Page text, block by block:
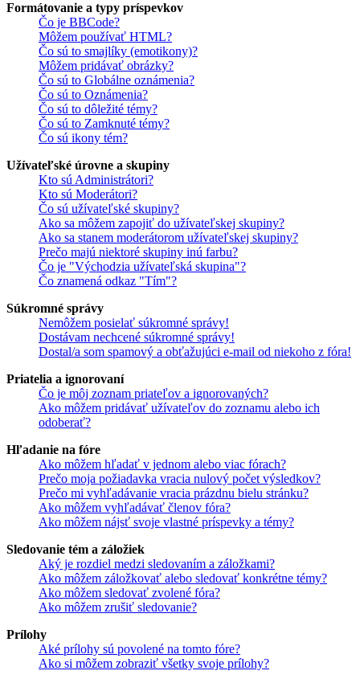
Formátovanie a typy príspevkov
Čo je BBCode?
Môžem používať HTML?
Čo sú to smajlíky (emotikony)?
Môžem pridávať obrázky?
Čo sú to Globálne oznámenia?
Čo sú to Oznámenia?
Čo sú to dôležité témy?
Čo sú to Zamknuté témy?
Čo sú ikony tém?
Užívateľské úrovne a skupiny
Kto sú Administrátori?
Kto sú Moderátori?
Čo sú užívateľské skupiny?
Ako sa môžem zapojiť do užívateľskej skupiny?
Ako sa stanem moderátorom užívateľskej skupiny?
Prečo majú niektoré skupiny inú farbu?
Čo je "Východzia užívateľská skupina"?
Čo znamená odkaz "Tím"?
Súkromné správy
Nemôžem posielať súkromné správy!
Dostávam nechcené súkromné správy!
Dostal/a som spamový a obťažujúci e-mail od niekoho z fóra!
Priatelia a ignorovaní
Čo je môj zoznam priateľov a ignorovaných?
Ako môžem pridávať užívateľov do zoznamu alebo ich
odoberať?
Hľadanie na fóre
Ako môžem hľadať v jednom alebo viac fórach?
Prečo moja požiadavka vracia nulový počet výsledkov?
Prečo mi vyhľadávanie vracia prázdnu bielu stránku?
Ako môžem vyhľadávať členov fóra?
Ako môžem nájsť svoje vlastné príspevky a témy?
Sledovanie tém a záložiek
Aký je rozdiel medzi sledovaním a záložkami?
Ako môžem záložkovať alebo sledovať konkrétne témy?
Ako môžem sledovať zvolené fóra?
Ako môžem zrušiť sledovanie?
Prílohy
Aké prílohy sú povolené na tomto fóre?
Ako si môžem zobraziť všetky svoje prílohy?